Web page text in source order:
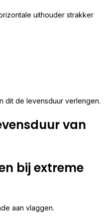
uithouder strakker
dit de levensduur verlengen.
van
bij extreme
aan vlaggen.